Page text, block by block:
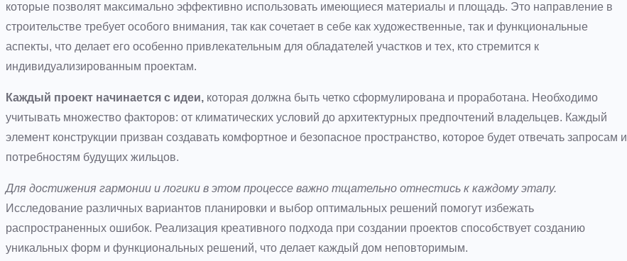
которые позволят максимально эффективно использовать имеющиеся материалы и площадь. Это направление в
строительстве требует особого внимания, так как сочетает в себе как художественные, так и функциональные
аспекты, что делает его особенно привлекательным для обладателей участков и тех, кто стремится к
индивидуализированным проектам.
Каждый проект начинается с идеи, которая должна быть четко сформулирована и проработана. Необходимо
учитывать множество факторов: от климатических условий до архитектурных предпочтений владельцев. Каждый
элемент конструкции призван создавать комфортное и безопасное пространство, которое будет отвечать запросам и
потребностям будущих жильцов.
Для достижения гармонии и логики в этом процессе важно тщательно отнестись к каждому этапу.
Исследование различных вариантов планировки и выбор оптимальных решений помогут избежать
распространенных ошибок. Реализация креативного подхода при создании проектов способствует созданию
уникальных форм и функциональных решений, что делает каждый дом неповторимым.